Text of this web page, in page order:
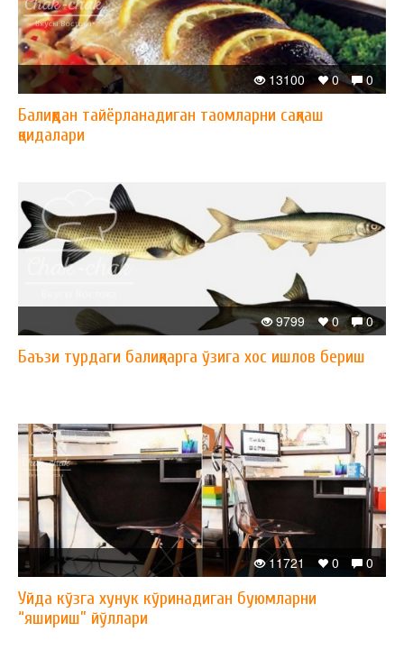
0
0
13100
Балиқдан тайёрланадиган таомларни сақлаш
қоидалари
0
0
9799
Баъзи турдаги балиқларга ўзига хос ишлов бериш
0
0
11721
Уйда кўзга хунук кўринадиган буюмларни
“яшириш” йўллари